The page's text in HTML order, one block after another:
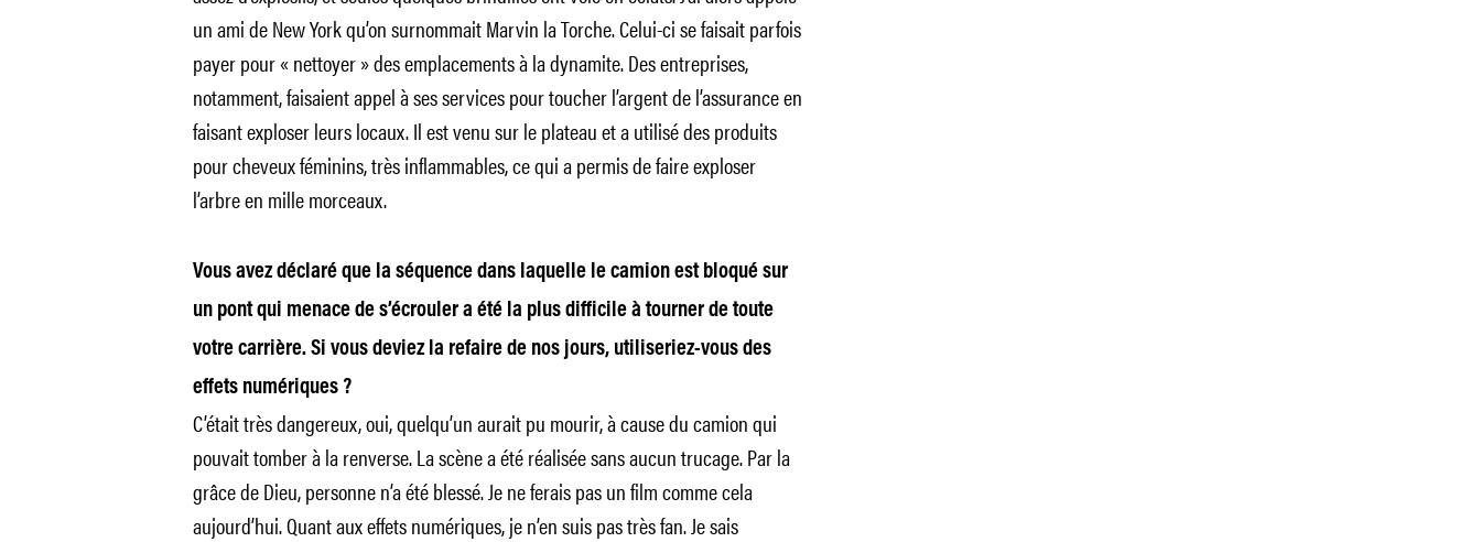
un ami de New York qu’on surnommait Marvin la Torche. Celui-ci se faisait parfois
payer pour « nettoyer » des emplacements à la dynamite. Des entreprises,
notamment, faisaient appel à ses services pour toucher l’argent de l’assurance en
faisant exploser leurs locaux. Il est venu sur le plateau et a utilisé des produits
pour cheveux féminins, très inflammables, ce qui a permis de faire exploser
l’arbre en mille morceaux.
Vous avez déclaré que la séquence dans laquelle le camion est bloqué sur
un pont qui menace de s’écrouler a été la plus difficile à tourner de toute
votre carrière. Si vous deviez la refaire de nos jours, utiliseriez-vous des
effets numériques ?
C’était très dangereux, oui, quelqu’un aurait pu mourir, à cause du camion qui
pouvait tomber à la renverse. La scène a été réalisée sans aucun trucage. Par la
grâce de Dieu, personne n’a été blessé. Je ne ferais pas un film comme cela
aujourd’hui. Quant aux effets numériques, je n’en suis pas très fan. Je sais